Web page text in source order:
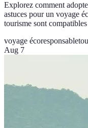
Explorez comment
astuces pour un voyage
tourisme sont
voyage écoresponsable
Aug 7